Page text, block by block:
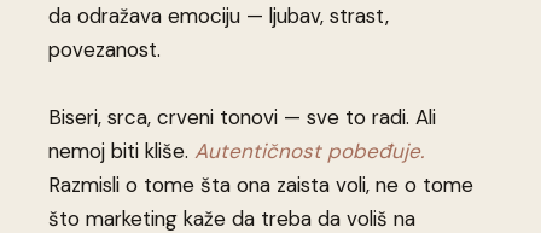
da odražava emociju — ljubav, strast,
povezanost.
Biseri, srca, crveni tonovi — sve to radi. Ali
nemoj biti kliše. Autentičnost pobeđuje.
Razmisli o tome šta ona zaista voli, ne o tome
što marketing kaže da treba da voliš na